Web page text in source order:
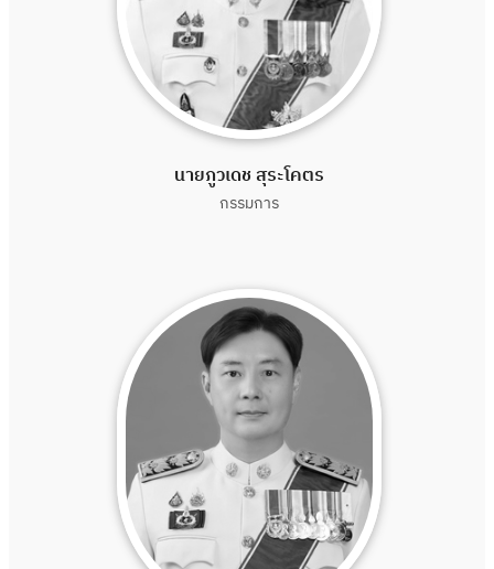
นายภูวเดช สุระโคตร
กรรมการ